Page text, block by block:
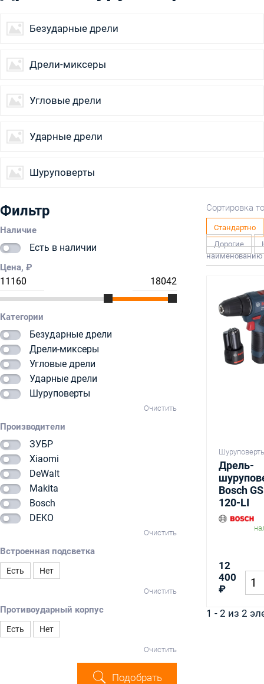
Отбойные
молотки
Безударные дрели
Дрели-миксеры
Угловые дрели
Ударные дрели
Шуруповерты
Фильтр
Наличие
Есть в наличии
Цена, ₽
Категории
Безударные дрели
Дрели-миксеры
Угловые дрели
Ударные дрели
Шуруповерты
Очистить
Производители
ЗУБР
Xiaomi
DeWalt
Makita
Bosch
DEKO
Очистить
Встроенная подсветка
Есть Нет
Очистить
Противоударный корпус
Есть Нет
Очистить
Подобрать
Сортировка
Стандартно
Дорогие
наименованию
Дрель-
Bosch
120-LI
12
400
₽
1 - 2 из 2